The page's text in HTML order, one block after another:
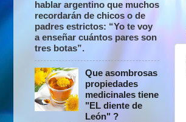
hablar argentino que muchos
recordarán de chicos o de
padres estrictos: “Yo te voy
a enseñar cuántos pares son
tres botas”.
Que asombrosas
propiedades
medicinales tiene
"EL diente de
León" ?